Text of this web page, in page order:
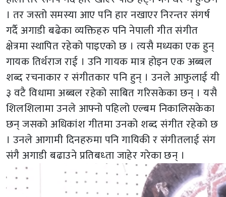
। तर जस्तो समस्या आए पनि हार नखाएर निरन्तर संगर्ष
गर्दै अगाडी बढेका व्यक्तिहरु पनि नेपाली गीत संगीत
क्षेत्रमा स्थापित रहेको पाइएको छ । त्यसै मध्यका एक हुन्
गायक तिर्थराज राई । उनि गायक मात्र होइन एक अब्बल
शब्द रचनाकार र संगीतकार पनि हुन् । उनले आफुलाई यी
३ वटै विधामा अब्बल रहेको साबित गरिसकेका छन् । यसै
शिलशिलामा उनले आफ्नो पहिलो एल्बम निकालिसकेका
छन् जसको अधिकांश गीतमा उनको शब्द संगीत रहेको छ
। उनले आगामी दिनहरुमा पनि गायिकी र संगीतलाई संग
संगै अगाडी बढाउने प्रतिबध्ता जाहेर गरेका छन् ।